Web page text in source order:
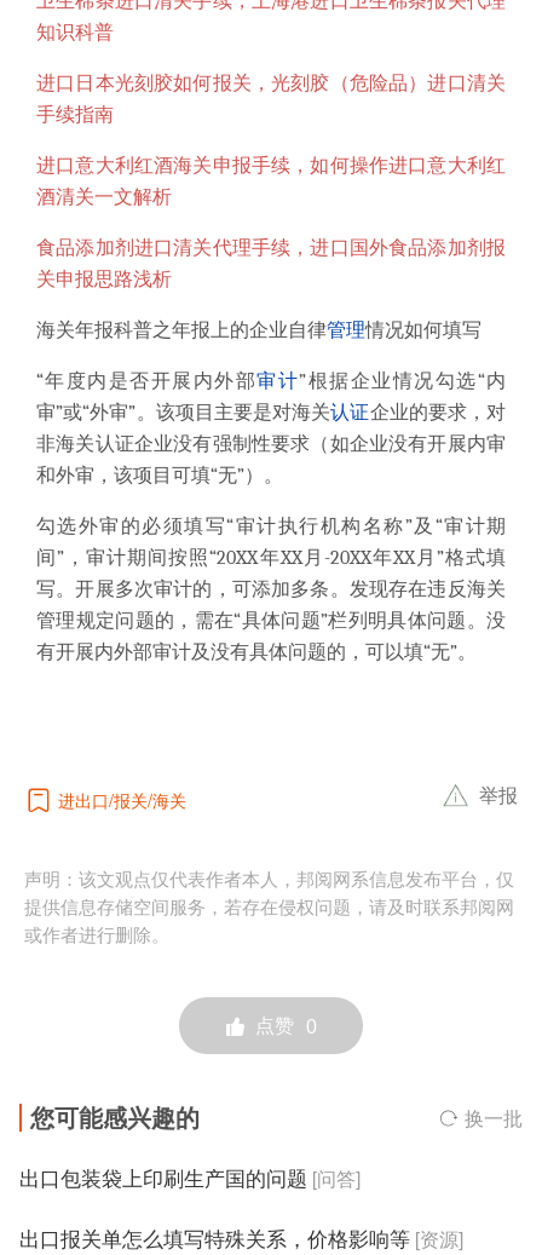
知识科普
进口日本光刻胶如何报关，光刻胶（危险品）进口清关
手续指南
进口意大利红酒海关申报手续，如何操作进口意大利红
酒清关一文解析
食品添加剂进口清关代理手续，进口国外食品添加剂报
关申报思路浅析
海关年报科普之年报上的企业自律管理情况如何填写
“年度内是否开展内外部审计”根据企业情况勾选“内
审”或“外审”。该项目主要是对海关认证企业的要求，对
非海关认证企业没有强制性要求（如企业没有开展内审
和外审，该项目可填“无”）。
勾选外审的必须填写“审计执行机构名称”及“审计期
间”，审计期间按照“20XX年XX月-20XX年XX月”格式填
写。开展多次审计的，可添加多条。发现存在违反海关
管理规定问题的，需在“具体问题”栏列明具体问题。没
有开展内外部审计及没有具体问题的，可以填“无”。
进出口 报关 海关 举报
声明：该文观点仅代表作者本人，邦阅网系信息发布平台，仅
提供信息存储空间服务，若存在侵权问题，请及时联系邦阅网
或作者进行删除。
点赞 0
您可能感兴趣的 换一批
出口包装袋上印刷生产国的问题 [问答]
出口报关单怎么填写特殊关系，价格影响等 [资源]